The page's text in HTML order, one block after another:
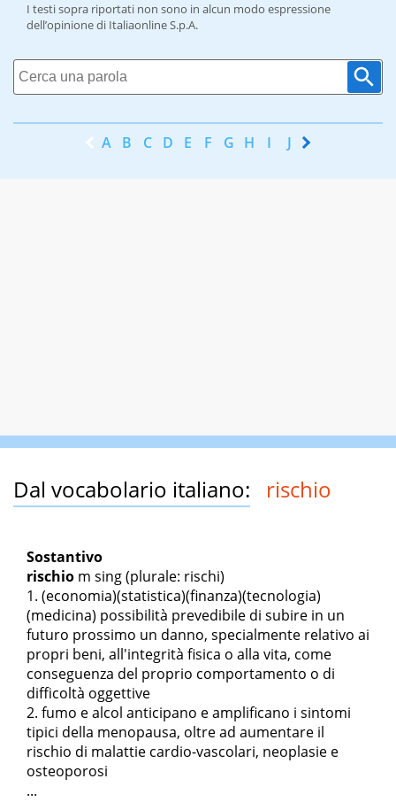
I testi sopra riportati non sono in alcun modo espressione
dell’opinione di Italiaonline S.p.A.
A B C D E F G H I J K
Dal vocabolario italiano: rischio
Sostantivo
rischio m sing(plurale: rischi)
(economia)(statistica)(finanza)(tecnologia)
(medicina) possibilità prevedibile di subire in un
futuro prossimo un danno, specialmente relativo ai
propri beni, all'integrità fisica o alla vita, come
conseguenza del proprio comportamento o di
difficoltà oggettive
fumo e alcol anticipano e amplificano i sintomi
tipici della menopausa, oltre ad aumentare il
rischio di malattie cardio-vascolari, neoplasie e
osteoporosi
...